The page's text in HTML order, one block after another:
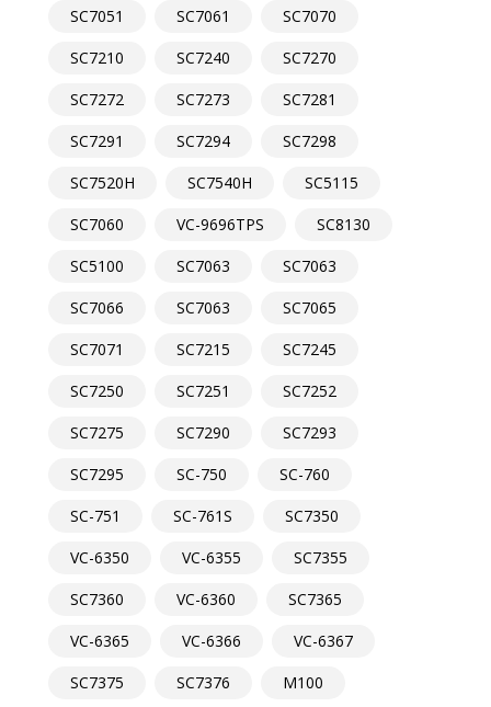
SC7051
SC7061
SC7070
SC7210
SC7240
SC7270
SC7272
SC7273
SC7281
SC7291
SC7294
SC7298
SC7520H
SC7540H
SC5115
SC7060
VC-9696TPS
SC8130
SC5100
SC7063
SC7063
SC7066
SC7063
SC7065
SC7071
SC7215
SC7245
SC7250
SC7251
SC7252
SC7275
SC7290
SC7293
SC7295
SC-750
SC-760
SC-751
SC-761S
SC7350
VC-6350
VC-6355
SC7355
SC7360
VC-6360
SC7365
VC-6365
VC-6366
VC-6367
SC7375
SC7376
M100